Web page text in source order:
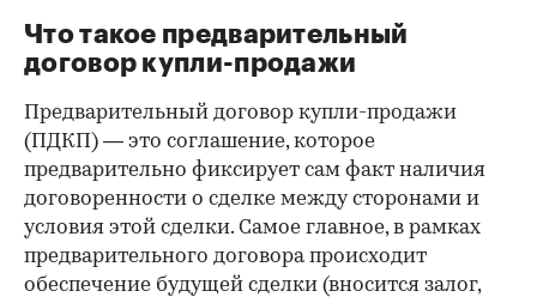
Что такое предварительный
договор купли-продажи
Предварительный договор купли-продажи
(ПДКП) — это соглашение, которое
предварительно фиксирует сам факт наличия
договоренности о сделке между сторонами и
условия этой сделки. Самое главное, в рамках
предварительного договора происходит
обеспечение будущей сделки (вносится залог,